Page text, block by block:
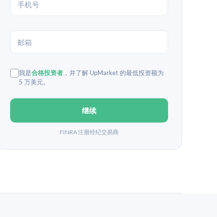
我是合格投资者 ，并了解 UpMarket 的最低投资额为
5 万美元。
继续
FINRA 注册经纪交易商